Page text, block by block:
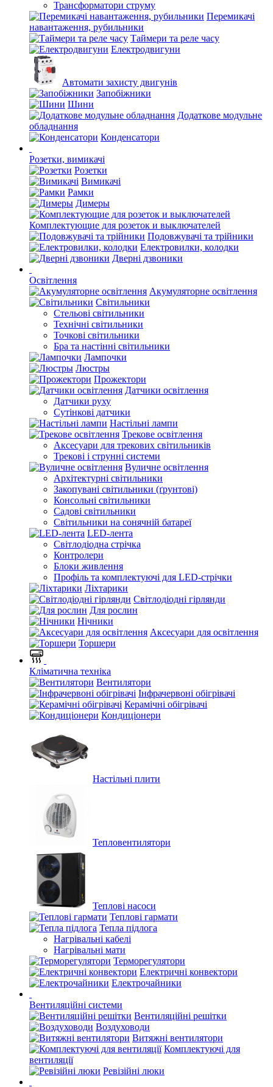
Трансформатори струму
Перемикачі
навантаження, рубильники
Таймери та реле часу
Електродвигуни
Автомати захисту двигунів
Запобіжники
Шини
Додаткове модульне
обладнання
Конденсатори
Розетки, вимикачі
Розетки
Вимикачі
Рамки
Димеры
Комплектующие для розеток и выключателей
Подовжувачі та трійники
Електровилки, колодки
Дверні дзвоники
Освітлення
Акумуляторне освітлення
Світильники
Стельові світильники
Технічні світильники
Точкові світильники
Бра та настінні світильники
Лампочки
Люстры
Прожектори
Датчики освітлення
Датчики руху
Сутінкові датчики
Настільні лампи
Трекове освітлення
Аксесуари для трекових світильників
Трекові і струнні системи
Вуличне освітлення
Архітектурні світильники
Закопувані світильники (ґрунтові)
Консольні світильники
Садові світильники
Світильники на сонячній батареї
LED-лента
Світлодіодна стрічка
Контролери
Блоки живлення
Профіль та комплектуючі для LED-стрічки
Ліхтарики
Світлодіодні гірлянди
Для рослин
Нічники
Аксесуари для освітлення
Торшери
Кліматична техніка
Вентилятори
Інфрачервоні обігрівачі
Керамічні обігрівачі
Кондиціонери
Настільні плити
Тепловентилятори
Теплові насоси
Теплові гармати
Тепла підлога
Нагрівальні кабелі
Нагрівальні мати
Терморегулятори
Електричні конвектори
Електрочайники
Вентиляційні системи
Вентиляційні решітки
Воздуховоди
Витяжні вентилятори
Комплектуючі для
вентиляції
Ревізійні люки